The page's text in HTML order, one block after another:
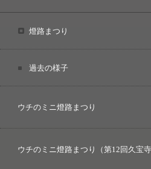
燈路まつり
過去の様子
ウチのミニ燈路まつり
ウチのミニ燈路まつり（第12回久宝